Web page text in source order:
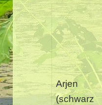
Arjen
(schwarz